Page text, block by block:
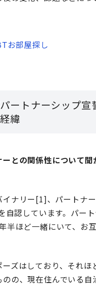
ートナーシップ宣
緯
ーとの関係性について聞
イナリー[1]、パートナ
自認しています。パー
半ほど一緒にいて、お
ズはしており、それほ
のの、現在住んでいる自